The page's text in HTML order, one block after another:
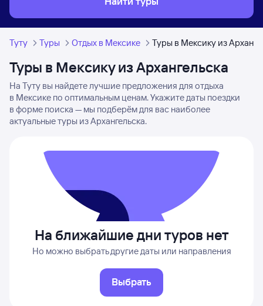
Туту Туры Отдых в Мексике Туры в Мексику из
Туры в Мексику из Архангельска
На Туту вы найдете лучшие предложения для отдыха
в Мексике по оптимальным ценам. Укажите даты поездки
в форме поиска — мы подберём для вас наиболее
актуальные туры из Архангельска.
На ближайшие дни туров нет
Но можно выбрать другие даты или направления
Выбрать